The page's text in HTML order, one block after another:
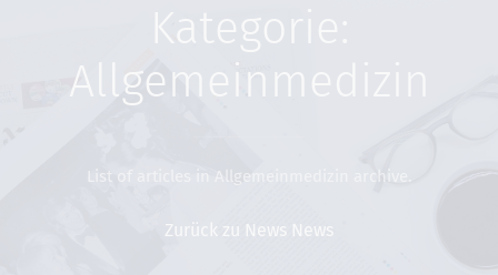
Kategorie:
Allgemeinmedizin
List of articles in Allgemeinmedizin archive.
Zurück zu News News